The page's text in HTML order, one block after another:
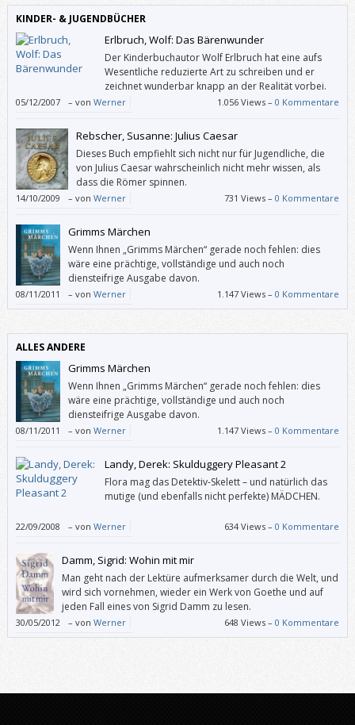
KINDER- & JUGENDBÜCHER
Erlbruch, Wolf: Das Bärenwunder
Der Kinderbuchautor Wolf Erlbruch hat eine aufs
Wesentliche reduzierte Art zu schreiben und er
zeichnet wunderbar knapp an der Realität vorbei.
05/12/2007 – von Werner 1.056 Views –0 Kommentare
Rebscher, Susanne: Julius Caesar
Dieses Buch empfiehlt sich nicht nur für Jugendliche, die
von Julius Caesar wahrscheinlich nicht mehr wissen, als
dass die Römer spinnen.
14/10/2009 – von Werner 731 Views –0 Kommentare
Grimms Märchen
Wenn Ihnen „Grimms Märchen“ gerade noch fehlen: dies
wäre eine prächtige, vollständige und auch noch
diensteifrige Ausgabe davon.
08/11/2011 – von Werner 1.147 Views –0 Kommentare
ALLES ANDERE
Grimms Märchen
Wenn Ihnen „Grimms Märchen“ gerade noch fehlen: dies
wäre eine prächtige, vollständige und auch noch
diensteifrige Ausgabe davon.
08/11/2011 – von Werner 1.147 Views –0 Kommentare
Landy, Derek: Skulduggery Pleasant 2
Flora mag das Detektiv-Skelett – und natürlich das
mutige (und ebenfalls nicht perfekte) MÄDCHEN.
22/09/2008 – von Werner 634 Views –0 Kommentare
Damm, Sigrid: Wohin mit mir
Man geht nach der Lektüre aufmerksamer durch die Welt, und
wird sich vornehmen, wieder ein Werk von Goethe und auf
jeden Fall eines von Sigrid Damm zu lesen.
30/05/2012 – von Werner 648 Views –0 Kommentare